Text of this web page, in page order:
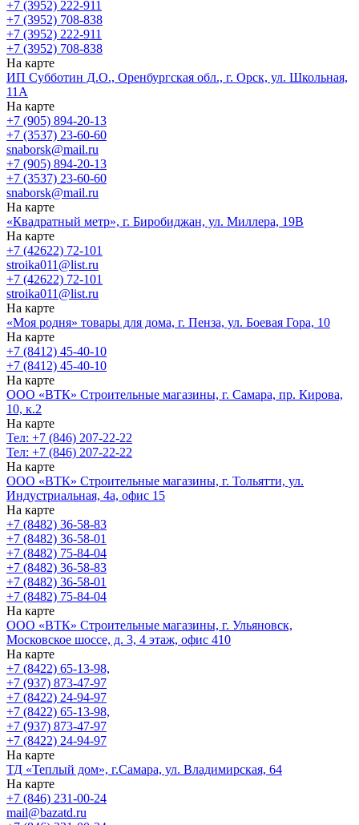
+7 (3952) 222-911
+7 (3952) 708-838
+7 (3952) 222-911
+7 (3952) 708-838
На карте
ИП Субботин Д.О., Оренбургская обл., г. Орск, ул. Школьная,
11А
На карте
+7 (905) 894-20-13
+7 (3537) 23-60-60
snaborsk@mail.ru
+7 (905) 894-20-13
+7 (3537) 23-60-60
snaborsk@mail.ru
На карте
«Квадратный метр», г. Биробиджан, ул. Миллера, 19В
На карте
+7 (42622) 72-101
stroika011@list.ru
+7 (42622) 72-101
stroika011@list.ru
На карте
«Моя родня» товары для дома, г. Пенза, ул. Боевая Гора, 10
На карте
+7 (8412) 45-40-10
+7 (8412) 45-40-10
На карте
ООО «ВТК» Строительные магазины, г. Самара, пр. Кирова,
10, к.2
На карте
Тел: +7 (846) 207-22-22
Тел: +7 (846) 207-22-22
На карте
ООО «ВТК» Строительные магазины, г. Тольятти, ул.
Индустриальная, 4а, офис 15
На карте
+7 (8482) 36-58-83
+7 (8482) 36-58-01
+7 (8482) 75-84-04
+7 (8482) 36-58-83
+7 (8482) 36-58-01
+7 (8482) 75-84-04
На карте
ООО «ВТК» Строительные магазины, г. Ульяновск,
Московское шоссе, д. 3, 4 этаж, офис 410
На карте
+7 (8422) 65-13-98,
+7 (937) 873-47-97
+7 (8422) 24-94-97
+7 (8422) 65-13-98,
+7 (937) 873-47-97
+7 (8422) 24-94-97
На карте
ТД «Теплый дом», г.Самара, ул. Владимирская, 64
На карте
+7 (846) 231-00-24
mail@bazatd.ru